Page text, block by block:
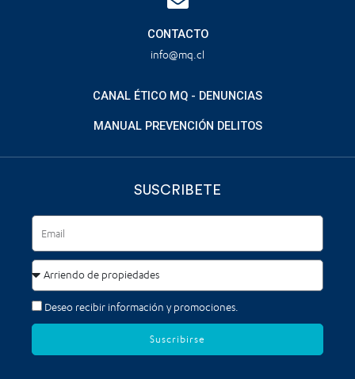
CONTACTO
info@mq.cl
CANAL ÉTICO MQ - DENUNCIAS
MANUAL PREVENCIÓN DELITOS
SUSCRIBETE
Deseo recibir información y promociones.
Suscribirse